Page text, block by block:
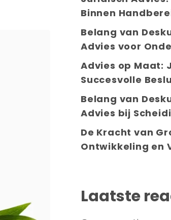
Binnen
Belang van
Advies voor
Advies op Maat:
Succesvolle
Belang van
Advies bij
De Kracht van
Ontwikkeling en
Laatste